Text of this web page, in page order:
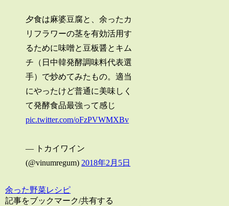
夕食は麻婆豆腐と、余ったカ
リフラワーの茎を有効活用す
るために味噌と豆板醤とキム
チ（日中韓発酵調味料代表選
手）で炒めてみたもの。適当
にやったけど普通に美味しく
て発酵食品最強って感じ
pic.twitter.com/oFzPVWMXBv
— トカイワイン
(@vinumregum) 2018年2月5日
余った野菜レシピ
記事をブックマーク/共有する